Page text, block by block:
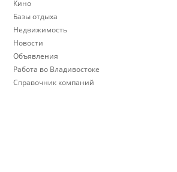
Кино
Базы отдыха
Недвижимость
Новости
Объявления
Работа во Владивостоке
Справочник компаний